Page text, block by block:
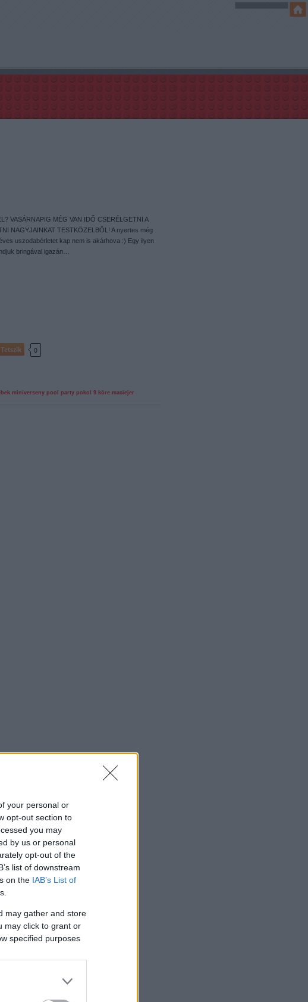
your personal or
opt-out section to
you may
by us or personal
opt-out of the
list of downstream
on the IAB’s List of
may gather and store
may click to grant or
specified purposes
VASÁRNAPIG MÉG VAN IDŐ CSERÉLGETNI A
NAGYJAINKAT TESTKÖZELBŐL! A nyertes még
uszodabérletet kap nem is akárhova :) Egy ilyen
bringával igazán…
Tetszik 0
miniverseny pool party pokol 9 köre maciejer